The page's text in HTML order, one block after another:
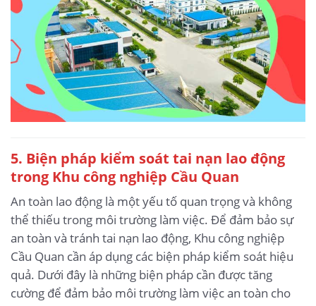
5. Biện pháp kiểm soát tai nạn lao động
trong Khu công nghiệp Cầu Quan
An toàn lao động là một yếu tố quan trọng và không
thể thiếu trong môi trường làm việc. Để đảm bảo sự
an toàn và tránh tai nạn lao động, Khu công nghiệp
Cầu Quan cần áp dụng các biện pháp kiểm soát hiệu
quả. Dưới đây là những biện pháp cần được tăng
cường để đảm bảo môi trường làm việc an toàn cho